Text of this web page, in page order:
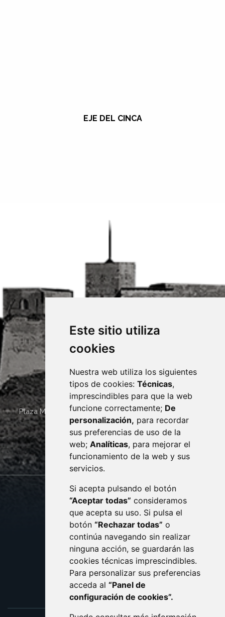
Este sitio utiliza
cookies
Nuestra web utiliza los siguientes
tipos de cookies: Técnicas,
imprescindibles para que la web
funcione correctamente; De
personalización, para recordar
sus preferencias de uso de la
web; Analíticas, para mejorar el
funcionamiento de la web y sus
servicios.
Si acepta pulsando el botón
“Aceptar todas” consideramos
que acepta su uso. Si pulsa el
botón “Rechazar todas” o
continúa navegando sin realizar
ninguna acción, se guardarán las
cookies técnicas imprescindibles.
Para personalizar sus preferencias
acceda al “Panel de
configuración de cookies”.
EJE DEL CINCA
Plaza Mayor 4 22400 MONZÓN - ARAGÓN (ESPAÑA)
· (34) 974 400 700 ·
sac@monzon.es
monzon.es
CONTACTO
AVISO LEGAL
PROTECCIÓN DE DATOS
POLÍTICA DE COOKIES
ACCESIBILIDAD
ENLACE EXTERNO AL